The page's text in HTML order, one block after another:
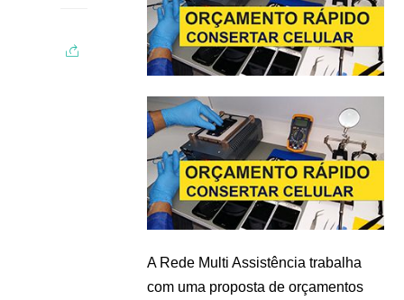
A Rede Multi Assistência trabalha
com uma proposta de orçamentos